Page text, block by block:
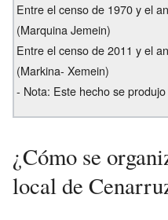
Entre el censo de 1970 y el
(Marquina Jemein)
Entre el censo de 2011 y el
(Markina- Xemein)
- Nota: Este hecho se
¿Cómo se
local de